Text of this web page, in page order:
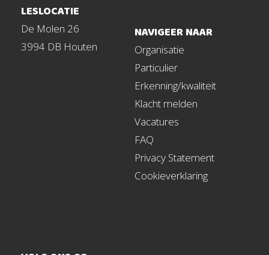
LESLOCATIE
De Molen 26
3994 DB Houten
NAVIGEER NAAR
Organisatie
Particulier
Erkenning/kwaliteit
Klacht melden
Vacatures
FAQ
Privacy Statement
Cookieverklaring